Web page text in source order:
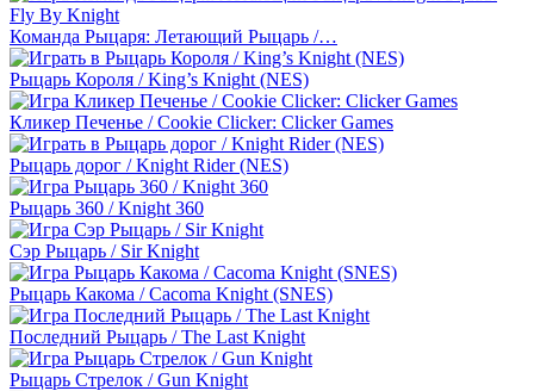
Команда Рыцаря: Летающий Рыцарь /…
Рыцарь Короля / King’s Knight (NES)
Кликер Печенье / Cookie Clicker: Clicker Games
Рыцарь дорог / Knight Rider (NES)
Рыцарь 360 / Knight 360
Сэр Рыцарь / Sir Knight
Рыцарь Какома / Cacoma Knight (SNES)
Последний Рыцарь / The Last Knight
Рыцарь Стрелок / Gun Knight